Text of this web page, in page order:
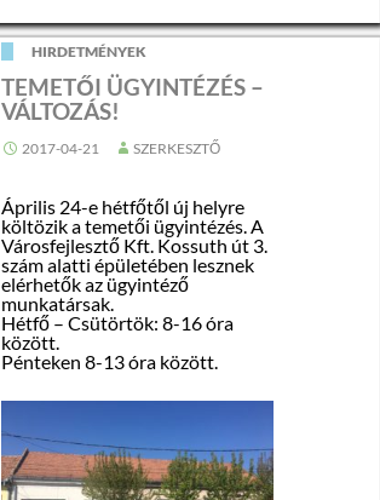
HIRDETMÉNYEK
TEMETŐI ÜGYINTÉZÉS –
VÁLTOZÁS!
2017-04-21 SZERKESZTŐ
Április 24-e hétfőtől új helyre
költözik a temetői ügyintézés. A
Városfejlesztő Kft. Kossuth út 3.
szám alatti épületében lesznek
elérhetők az ügyintéző
munkatársak.
Hétfő – Csütörtök: 8-16 óra
között.
Pénteken 8-13 óra között.